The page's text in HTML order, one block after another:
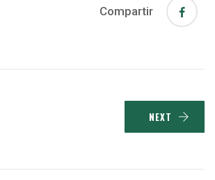
Compartir
NEXT